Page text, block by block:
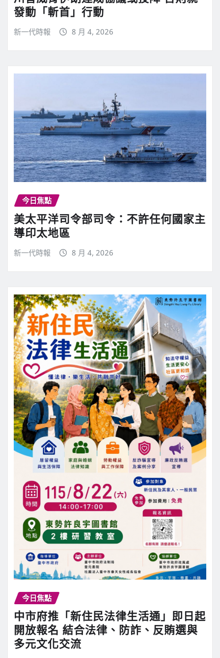
發動「斬首」行動
新一代時報 8 月 4, 2026
今日焦點
美太平洋司令部司令：不許任何國家主
導印太地區
新一代時報 8 月 4, 2026
今日焦點
中市府推「新住民法律生活通」即日起
開放報名 結合法律、防詐、反賄選與
多元文化交流